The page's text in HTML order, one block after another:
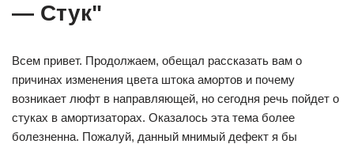
— Стук"
Всем привет. Продолжаем, обещал рассказать вам о
причинах изменения цвета штока амортов и почему
возникает люфт в направляющей, но сегодня речь пойдет о
стуках в амортизаторах. Оказалось эта тема более
болезненна. Пожалуй, данный мнимый дефект я бы